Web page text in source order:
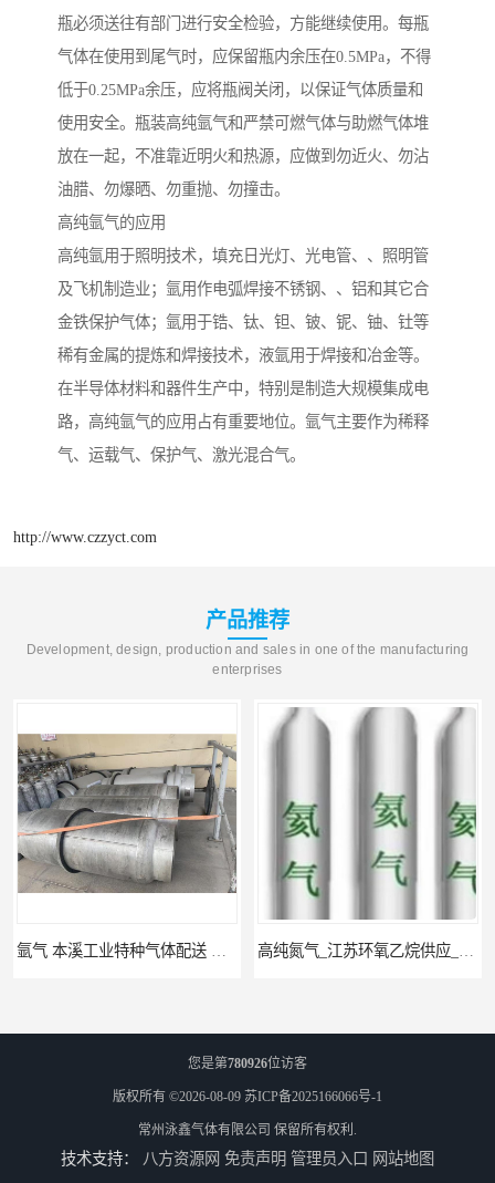
瓶必须送往有部门进行安全检验，方能继续使用。每瓶
气体在使用到尾气时，应保留瓶内余压在0.5MPa，不得
低于0.25MPa余压，应将瓶阀关闭，以保证气体质量和
使用安全。瓶装高纯氩气和严禁可燃气体与助燃气体堆
放在一起，不准靠近明火和热源，应做到勿近火、勿沾
油腊、勿爆晒、勿重抛、勿撞击。
高纯氩气的应用
高纯氩用于照明技术，填充日光灯、光电管、、照明管
及飞机制造业；氩用作电弧焊接不锈钢、、铝和其它合
金铁保护气体；氩用于锆、钛、钽、铍、铌、铀、钍等
稀有金属的提炼和焊接技术，液氩用于焊接和冶金等。
在半导体材料和器件生产中，特别是制造大规模集成电
路，高纯氩气的应用占有重要地位。氩气主要作为稀释
气、运载气、保护气、激光混合气。
http://www.czzyct.com
产品推荐
Development, design, production and sales in one of the manufacturing
enterprises
您是第780926位访客
版权所有 ©2026-08-09 苏ICP备2025166066号-1
常州泳鑫气体有限公司 保留所有权利.
技术支持： 八方资源网 免责声明 管理员入口 网站地图